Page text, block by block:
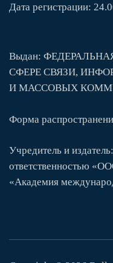
Дата регистрации:
Выдан:
СФЕРЕ СВЯЗИ,
И МАССОВЫХ
Форма
Учредитель и
ответственностью
«Академия